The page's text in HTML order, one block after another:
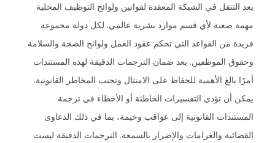
يعد التنقل في الشبكة المعقدة لقوانين ولوائح التوظيف المحلية
مهمة صعبة لأي قسم موارد بشرية عالمي. لكل دولة مجموعة
فريدة من القواعد التي تحكم عقود العمل ولوائح الصحة والسلامة
وحقوق الموظفين. يعد ضمان الترجمات الدقيقة لهذه المستندات
أمرًا بالغ الأهمية للحفاظ على الامتثال وتجنب المخاطر القانونية.
يمكن أن تؤدي التفسيرات الخاطئة أو الأخطاء في ترجمة
المستندات القانونية إلى عواقب وخيمة، بما في ذلك الدعاوى
القضائية والغرامات والإضرار بالسمعة. الترجمات الدقيقة ليست